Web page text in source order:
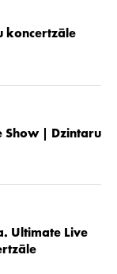
koncertzāle
Show | Dzintaru
Ultimate Live